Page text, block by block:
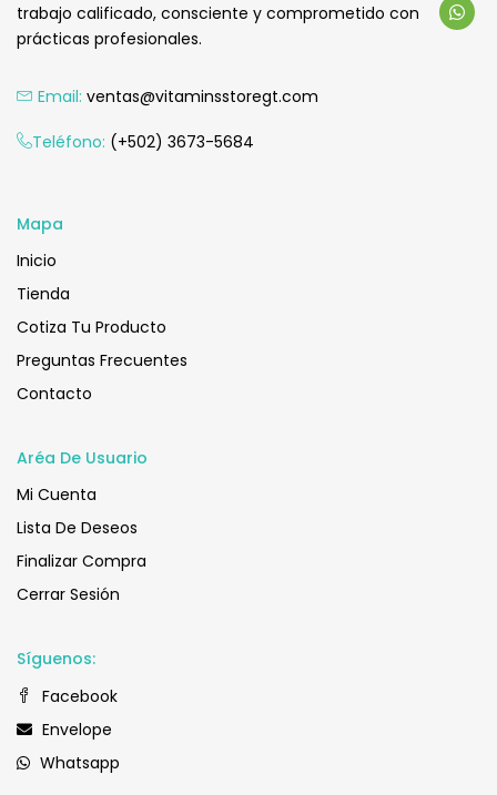
Añadir Al Carrito
trabajo calificado, consciente y comprometido con
prácticas profesionales.
Email: ventas@vitaminsstoregt.com
Teléfono: (+502) 3673-5684
Mapa
Inicio
Tienda
Cotiza Tu Producto
Preguntas Frecuentes
Contacto
Aréa De Usuario
Mi Cuenta
Lista De Deseos
Finalizar Compra
Cerrar Sesión
Síguenos:
Facebook
Envelope
Whatsapp